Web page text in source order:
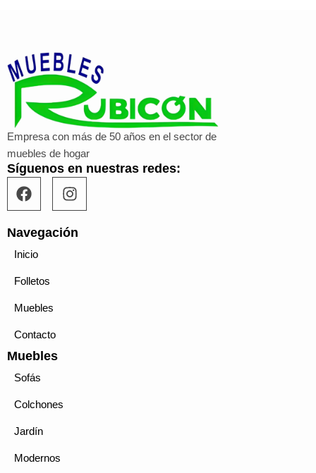
Empresa con más de 50 años en el sector de
muebles de hogar
Síguenos en nuestras redes:
F
a
c
e
b
o
o
I
n
s
t
Navegación
Inicio
Folletos
Muebles
Contacto
Muebles
Sofás
Colchones
Jardín
Modernos